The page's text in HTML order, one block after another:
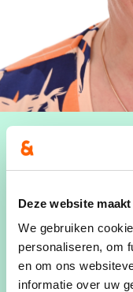
Deze website
We gebruiken
personaliseren, om
en om ons
informatie over uw
Gehuwd met
hobbyboer.
Mama van
gehuwd met